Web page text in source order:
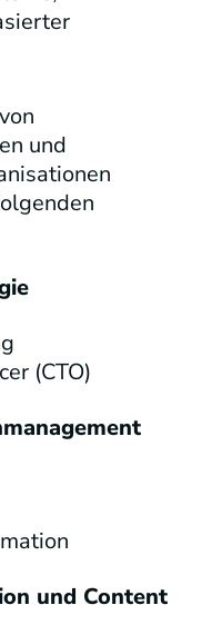
und
(CTO)
und Content